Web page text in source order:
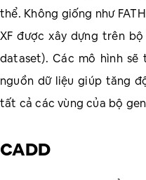
thể. Không giống như
XF được xây dựng trên
dataset). Các mô hình
nguồn dữ liệu giúp tăng
tất cả các vùng của bộ
CADD